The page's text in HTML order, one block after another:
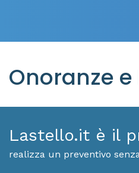
Onoranze
Lastello.it è il
realizza un preventivo